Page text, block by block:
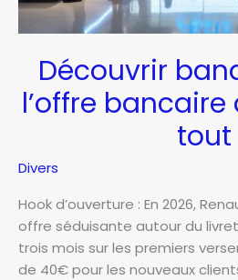
Découvrir
l’offre
tout
Divers
Hook d’ouverture : En 2026,
offre séduisante autour du
trois mois sur les premiers
de 40€ pour les nouveaux